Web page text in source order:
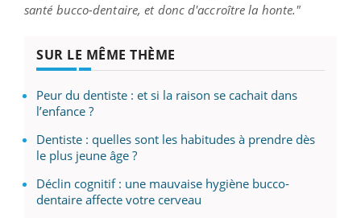
santé bucco-dentaire, et donc d'accroître la honte."
SUR LE MÊME THÈME
Peur du dentiste : et si la raison se cachait dans
l’enfance ?
Dentiste : quelles sont les habitudes à prendre dès
le plus jeune âge ?
Déclin cognitif : une mauvaise hygiène bucco-
dentaire affecte votre cerveau